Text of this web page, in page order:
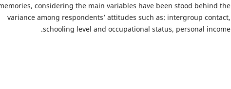
considering the main variables have been stood behind the
variance among respondents’ attitudes such as: intergroup contact,
schooling level and occupational status, personal income.